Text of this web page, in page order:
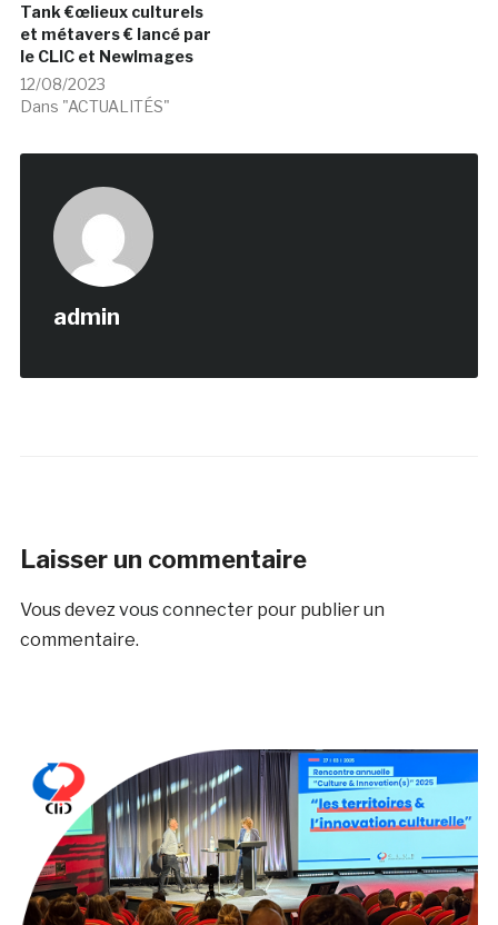
Tank €œlieux culturels
et métavers € lancé par
le CLIC et NewImages
12/08/2023
Dans "ACTUALITÉS"
admin
Laisser un commentaire
Vous devez vous connecterpour publier un
commentaire.